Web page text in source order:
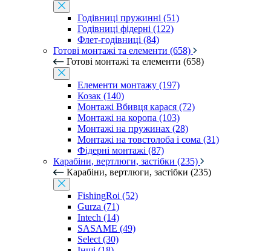
Годівниці пружинні (51)
Годівниці фідерні (122)
Флет-годівниці (84)
Готові монтажі та елементи (658)
Готові монтажі та елементи (658)
Елементи монтажу (197)
Козак (140)
Монтажі Вбивця карася (72)
Монтажі на коропа (103)
Монтажі на пружинах (28)
Монтажі на товстолоба і сома (31)
Фідерні монтажі (87)
Карабіни, вертлюги, застібки (235)
Карабіни, вертлюги, застібки (235)
FishingRoi (52)
Gurza (71)
Intech (14)
SASAME (49)
Select (30)